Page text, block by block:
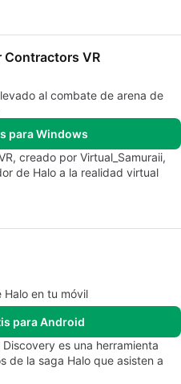
Contractors VR
al combate de arena de
para Windows
creado por Virtual_Samuraii,
de Halo a la realidad virtual
Halo en tu móvil
para Android
es una herramienta
de la saga Halo que asisten a